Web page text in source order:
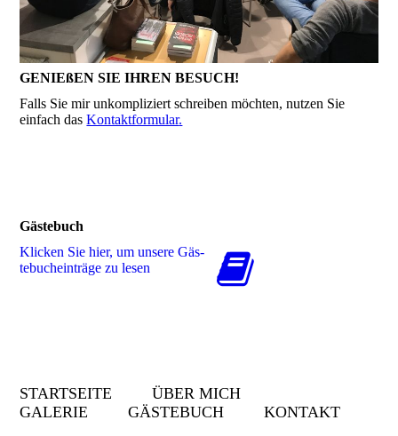
GENIEßEN SIE IHREN BESUCH!
Falls Sie mir unkompliziert schreiben möchten, nutzen Sie
einfach dasKontaktformular.
Gästebuch
Klicken Sie hier, um unsere Gäs­
te­buch­ein­trä­ge zu lesen
STARTSEITE
ÜBER MICH
GALERIE
GÄSTEBUCH KONTAKT